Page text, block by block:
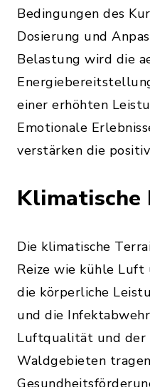
Bedingungen des
Dosierung und
Belastung wird die
einer erhöhten
Emotionale
verstärken die
Klimatische
Die klimatische
Reize wie kühle
die körperliche
und die
Luftqualität und der
Waldgebieten